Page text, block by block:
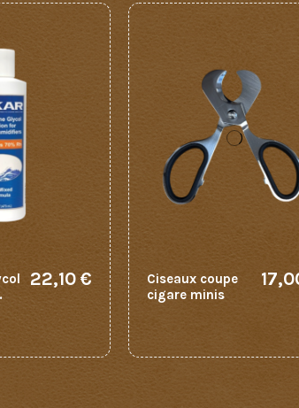
22,10 €
Ciseaux coupe
cigare minis